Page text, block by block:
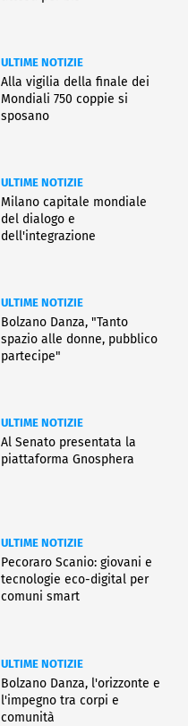
ULTIME NOTIZIE
Alla vigilia della finale dei
Mondiali 750 coppie si
sposano
ULTIME NOTIZIE
Milano capitale mondiale
del dialogo e
dell'integrazione
ULTIME NOTIZIE
Bolzano Danza, "Tanto
spazio alle donne, pubblico
partecipe"
ULTIME NOTIZIE
Al Senato presentata la
piattaforma Gnosphera
ULTIME NOTIZIE
Pecoraro Scanio: giovani e
tecnologie eco-digital per
comuni smart
ULTIME NOTIZIE
Bolzano Danza, l'orizzonte e
l'impegno tra corpi e
comunità